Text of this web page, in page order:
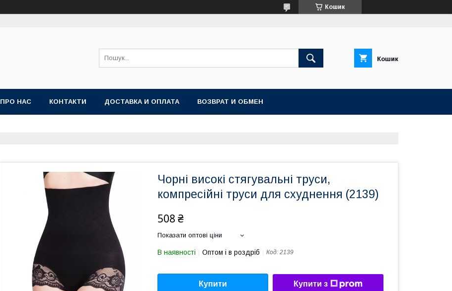
Кошик
Кошик
ПРО НАС КОНТАКТИ ДОСТАВКА И ОПЛАТА ВОЗВРАТ И ОБМЕН
Чорні високі стягувальні труси,
компресійні труси для схуднення (2139)
508 ₴
Показати оптові ціни
В наявності Оптом і в роздріб Код: 2139
Купити Купити з